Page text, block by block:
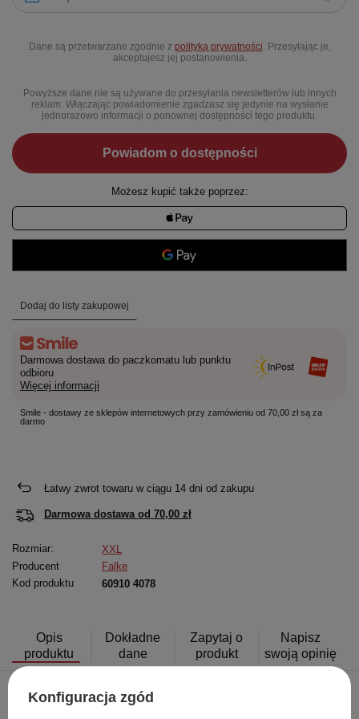
Dane są przetwarzane zgodnie z polityką prywatności . Przesyłając je,
akceptujesz jej postanowienia.
Powyższe dane nie są używane do przesyłania newsletterów lub innych
reklam. Włączając powiadomienie zgadzasz się jedynie na wysłanie
jednorazowo informacji o ponownej dostępności tego produktu.
Powiadom o dostępności
Możesz kupić także poprzez:
Dodaj do listy zakupowej
Darmowa dostawa do paczkomatu lub punktu
odbioru
Więcej informacji
Smile - dostawy ze sklepów internetowych przy zamówieniu od 70,00 zł są za
darmo
Łatwy zwrot towaru w ciągu 14 dni od zakupu
Darmowa dostawa od 70,00 zł
Rozmiar:
XXL
Producent
Falke
Kod produktu
60910 4078
Opis
produktu
Dokładne
dane
Zapytaj o
produkt
Napisz
swoją opinię
Postaw na luksus i naturalny komfort w najlepszym wydaniu.
Konfiguracja zgód